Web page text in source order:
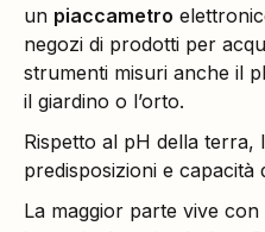
un piaccametro
negozi di prodotti per
strumenti misuri anche il
il giardino o l’orto.
Rispetto al pH della terra,
predisposizioni e capacità
La maggior parte vive con